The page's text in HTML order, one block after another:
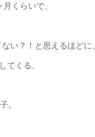
くらいで、
い？！と思えるほどに、
てくる、
。